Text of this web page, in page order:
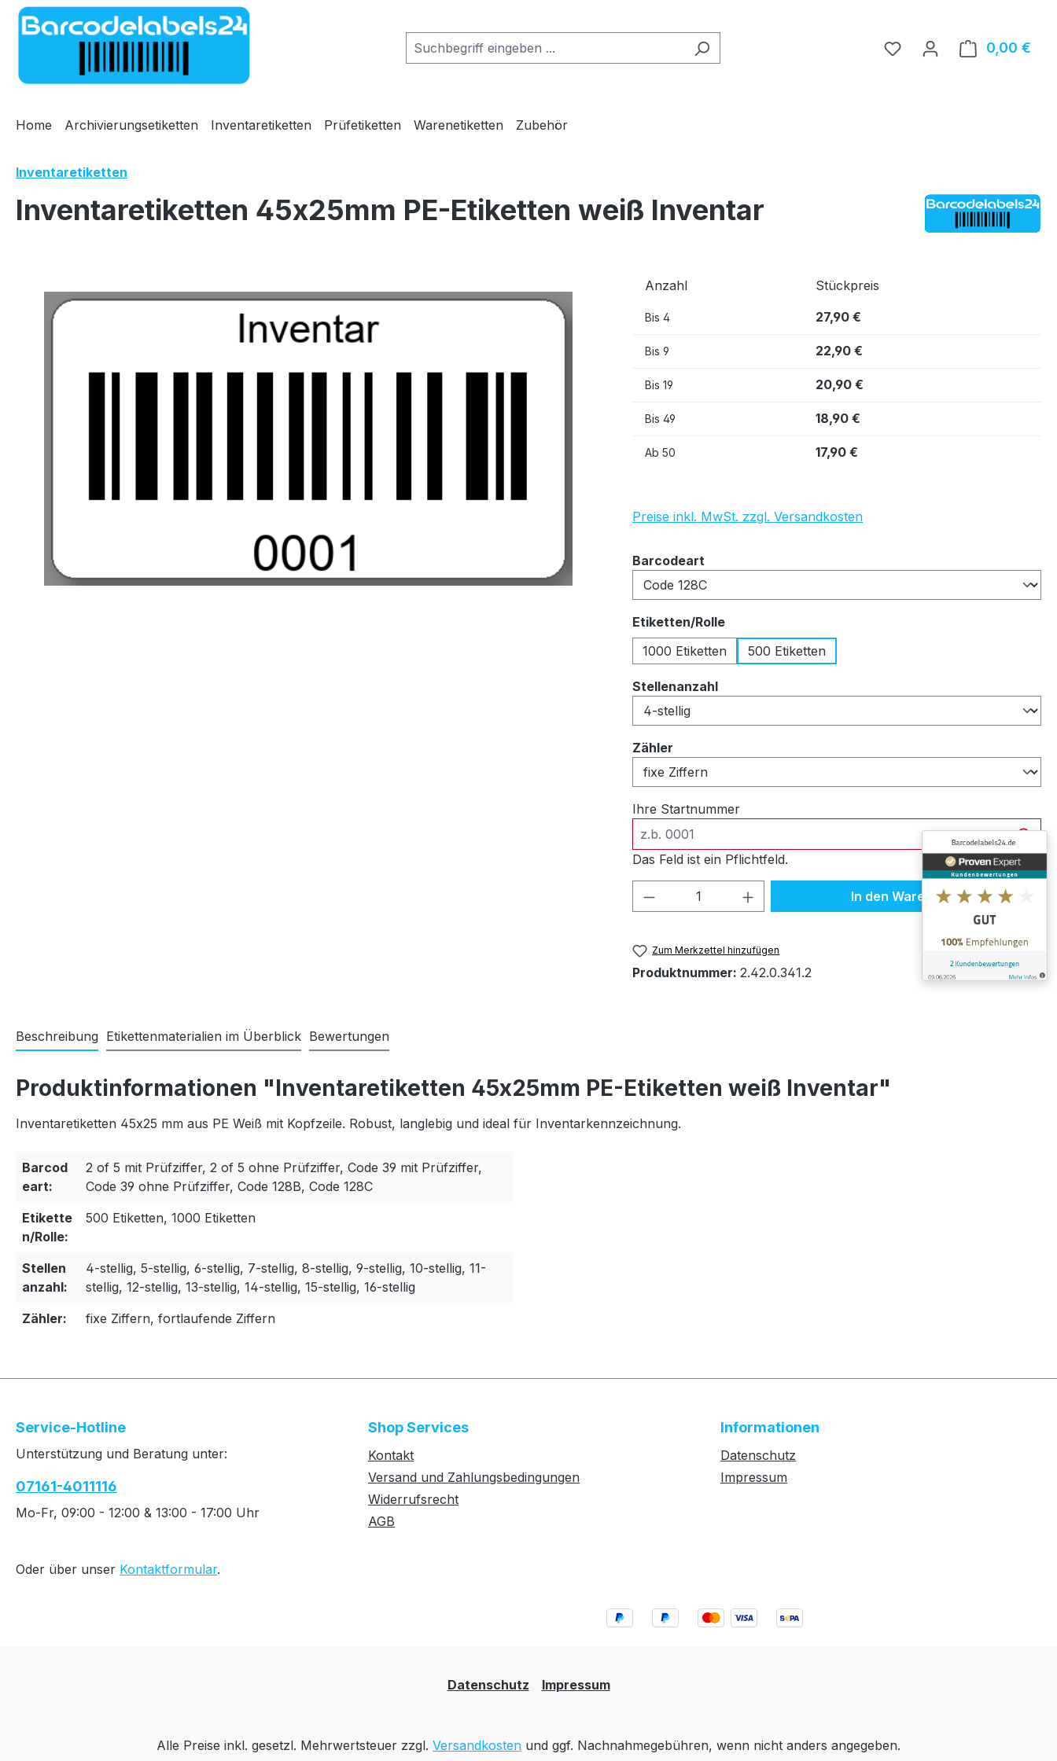
Hauptinhalt springen
Zur Suche springen
Zur Hauptnavigation springen
0,00 €
Home Archivierungsetiketten Inventaretiketten Prüfetiketten Warenetiketten Zubehör
Inventaretiketten
Inventaretiketten 45x25mm PE-Etiketten weiß Inventar
Anzahl Stückpreis
Bis 4 27,90 €
Bis 9 22,90 €
Bis 19 20,90 €
Bis 49 18,90 €
Ab 50 17,90 €
Preise inkl. MwSt. zzgl. Versandkosten
Barcodeart
Etiketten/Rolleauswählen
1000 Etiketten
500 Etiketten
Stellenanzahlauswählen
Zähler
Ihre Startnummer
Das Feld ist ein Pflichtfeld.
Produkt Anzahl: Gib den gewünschten Wert
In den Warenkorb
Zum Merkzettel hinzufügen
Produktnummer: 2.42.0.341.2
Beschreibung Etikettenmaterialien im Überblick Bewertungen
Produktinformationen "Inventaretiketten 45x25mm PE-Etiketten weiß Inventar"
Inventaretiketten 45x25 mm aus PE Weiß mit Kopfzeile. Robust, langlebig und ideal für Inventarkennzeichnung.
Barcod
eart:
2 of 5 mit Prüfziffer, 2 of 5 ohne Prüfziffer, Code 39 mit Prüfziffer,
Code 39 ohne Prüfziffer, Code 128B, Code 128C
Etikette
n/Rolle:
500 Etiketten, 1000 Etiketten
Stellen
anzahl:
4-stellig, 5-stellig, 6-stellig, 7-stellig, 8-stellig, 9-stellig, 10-stellig, 11-
stellig, 12-stellig, 13-stellig, 14-stellig, 15-stellig, 16-stellig
Zähler:
fixe Ziffern, fortlaufende Ziffern
Service-Hotline
Unterstützung und Beratung unter:
07161-4011116
Mo-Fr, 09:00 - 12:00 & 13:00 - 17:00 Uhr
Oder über unser Kontaktformular.
Shop Services
Kontakt
Versand und Zahlungsbedingungen
Widerrufsrecht
AGB
Informationen
Datenschutz
Impressum
Datenschutz Impressum
Alle Preise inkl. gesetzl. Mehrwertsteuer zzgl. Versandkosten und ggf. Nachnahmegebühren, wenn nicht anders angegeben.